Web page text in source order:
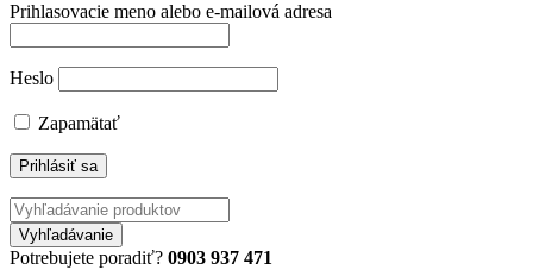
Prihlasovacie meno alebo e-mailová adresa
Heslo
Zapamätať
Potrebujete poradiť? 0903 937 471